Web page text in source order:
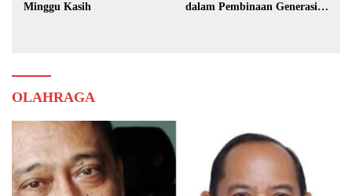
Minggu Kasih
dalam Pembinaan Generasi
OLAHRAGA